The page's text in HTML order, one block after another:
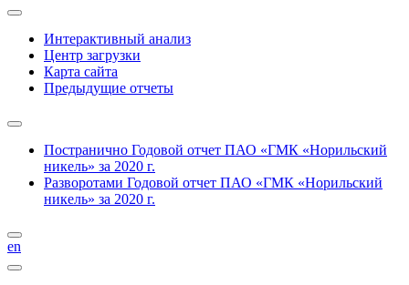
Интерактивный анализ
Центр загрузки
Карта сайта
Предыдущие отчеты
Постранично Годовой отчет ПАО «ГМК «Норильский
никель» за 2020 г.
Разворотами Годовой отчет ПАО «ГМК «Норильский
никель» за 2020 г.
en